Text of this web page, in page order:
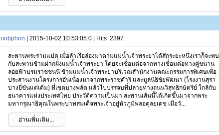
nobphon | 2015-10-02 10:53:05.0 | Hits 2397
สะพานพระรามแปด เมื่อลำเรือล่องมาตามแม่น้ำเจ้าพระยาได้สักระยะหนึ่งเราก็จะพบ
กับสะพานข้ามฝากฝั่งแม่น้ำเจ้าพระยา โดยจะเชื่อมต่อจากทางเชื่อมต่อทางคู่ขนาน
ลอยฟ้าบรมราชชนนี ข้ามแม่น้ำเจ้าพระยาบริเวณสำนักงานคณะกรรมการพิเศษเพื่อ
ประสานงานโครงการอันเนื่องมาจากพระราชดำริ และมูลนิธิชัยพัฒนา (โรงงานสุรา
บางยี่ขันแต่เดิม) ที่เขตบางพลัด แล้วไปบรรจบที่ปลายทางถนนวิสุทธิกษัตริย์ ใกล้กับ
ธนาคารแห่งประเทศไทย ประวัติความเป็นมา สะพานเส้นนี้ได้เกิดขึ้นมาจากพระ
มหากรุณาธิคุณในพระบาทสมเด็จพระเจ้าอยู่หัวภูมิพลอดุลยเดช เมื่อวั...
อ่านเพิ่มเติม...